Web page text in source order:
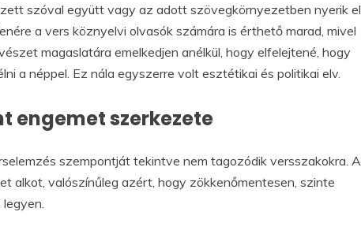
szóval együtt vagy az adott szövegkörnyezetben nyerik el
a vers köznyelvi olvasók számára is érthető marad, mivel
magaslatára emelkedjen anélkül, hogy elfelejtené, hogy
a néppel. Ez nála egyszerre volt esztétikai és politikai elv.
engemet szerkezete
szempontját tekintve nem tagozódik versszakokra. A
alkot, valószínűleg azért, hogy zökkenőmentesen, szinte